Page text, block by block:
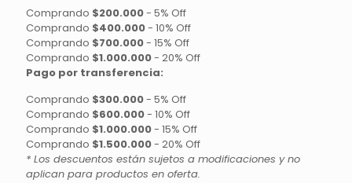
Comprando $200.000- 5% Off
Comprando $400.000- 10% Off
Comprando $700.000- 15% Off
Comprando $1.000.000- 20% Off
Pago por transferencia:
Comprando $300.000- 5% Off
Comprando $600.000- 10% Off
Comprando $1.000.000- 15% Off
Comprando $1.500.000- 20% Off
* Los descuentos están sujetos a modificaciones y no
aplican para productos en oferta.